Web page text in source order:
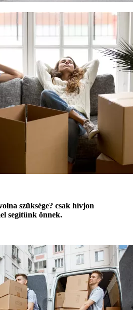
szüksége? csak hívjon
segítünk önnek.